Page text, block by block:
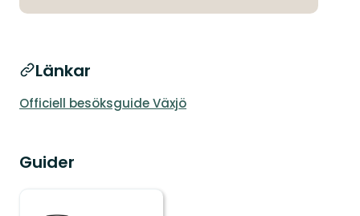
Länkar
Officiell besöksguide Växjö
Guider